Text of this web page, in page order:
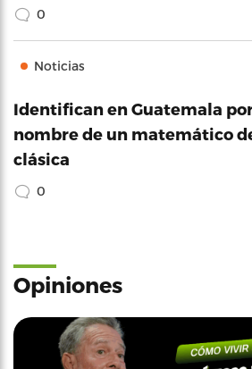
0
Noticias
Identifican en Guatemala
nombre de un matemático
clásica
0
Opiniones